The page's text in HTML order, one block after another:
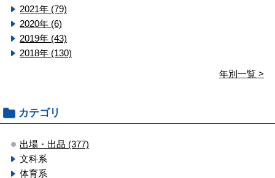
2021年 (79)
2020年 (6)
2019年 (43)
2018年 (130)
年別一覧 >
カテゴリ
出場・出品 (377)
文科系
体育系